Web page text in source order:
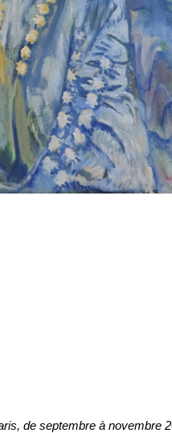
de septembre à novembre